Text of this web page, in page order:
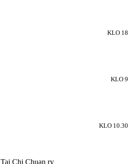
KLO 18
KLO 9
KLO 10.30
Tai Chi Chuan ry